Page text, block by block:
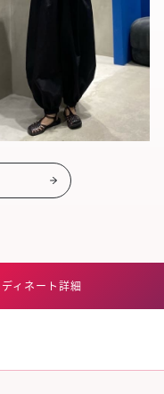
ディネート詳細